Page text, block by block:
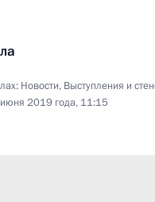
Новости, Выступления и
2019 года, 11:15